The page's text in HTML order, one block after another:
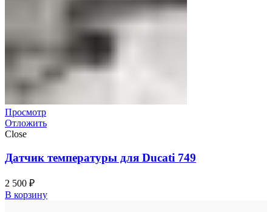
Просмотр
Отложить
Close
Датчик температуры для Ducati 749
2 500 ₽
В корзину